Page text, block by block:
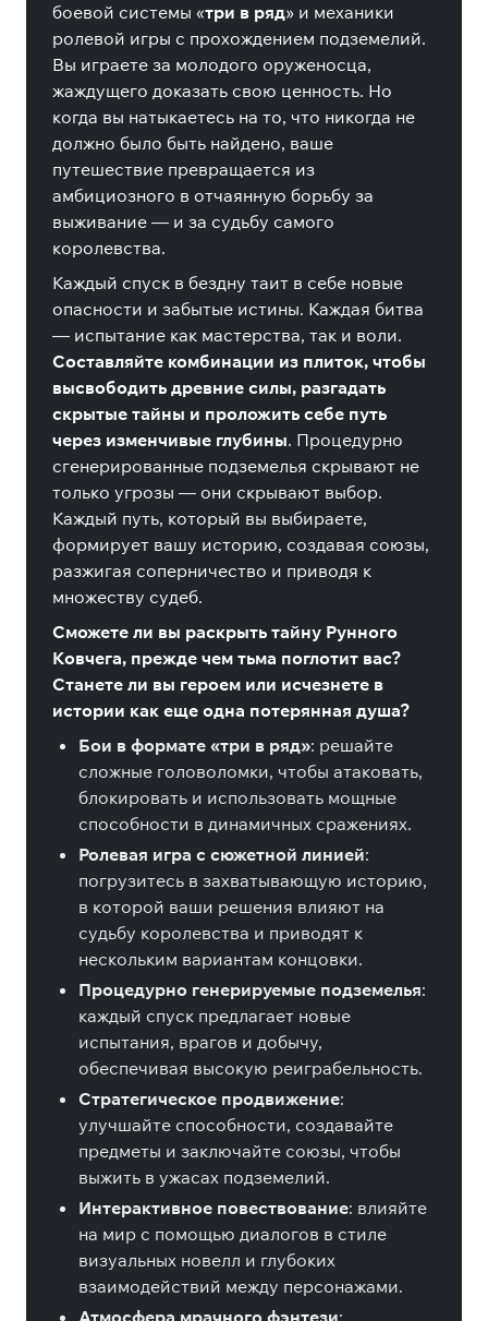
боевой системы «три в ряд» и механики
ролевой игры с прохождением подземелий.
Вы играете за молодого оруженосца,
жаждущего доказать свою ценность. Но
когда вы натыкаетесь на то, что никогда не
должно было быть найдено, ваше
путешествие превращается из
амбициозного в отчаянную борьбу за
выживание — и за судьбу самого
королевства.
Каждый спуск в бездну таит в себе новые
опасности и забытые истины. Каждая битва
— испытание как мастерства, так и воли.
Составляйте комбинации из плиток, чтобы
высвободить древние силы, разгадать
скрытые тайны и проложить себе путь
через изменчивые глубины. Процедурно
сгенерированные подземелья скрывают не
только угрозы — они скрывают выбор.
Каждый путь, который вы выбираете,
формирует вашу историю, создавая союзы,
разжигая соперничество и приводя к
множеству судеб.
Сможете ли вы раскрыть тайну Рунного
Ковчега, прежде чем тьма поглотит вас?
Станете ли вы героем или исчезнете в
истории как еще одна потерянная душа?
Бои в формате «три в ряд»: решайте
сложные головоломки, чтобы атаковать,
блокировать и использовать мощные
способности в динамичных сражениях.
Ролевая игра с сюжетной линией:
погрузитесь в захватывающую историю,
в которой ваши решения влияют на
судьбу королевства и приводят к
нескольким вариантам концовки.
Процедурно генерируемые подземелья:
каждый спуск предлагает новые
испытания, врагов и добычу,
обеспечивая высокую реиграбельность.
Стратегическое продвижение:
улучшайте способности, создавайте
предметы и заключайте союзы, чтобы
выжить в ужасах подземелий.
Интерактивное повествование: влияйте
на мир с помощью диалогов в стиле
визуальных новелл и глубоких
взаимодействий между персонажами.
Атмосфера мрачного фэнтези: